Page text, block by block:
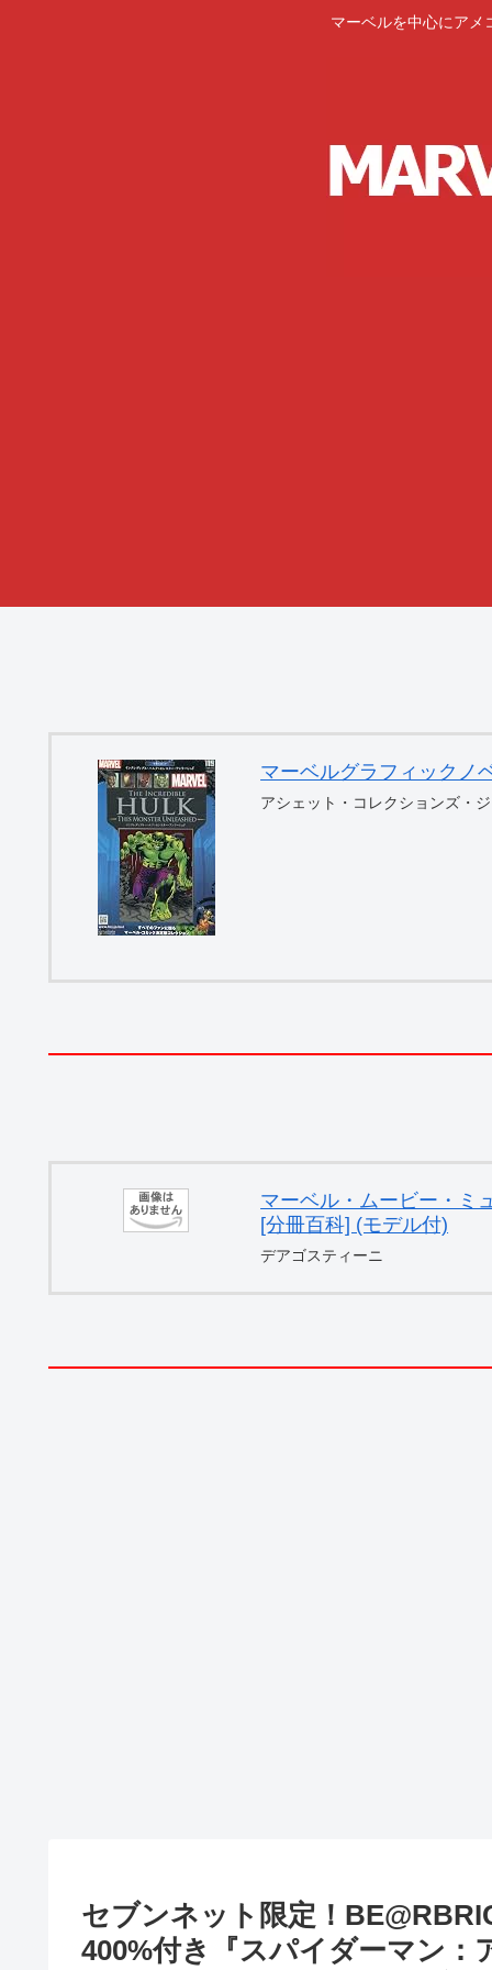
マーベルを中心にアメ
マーベルグラフィックノ
アシェット・コレクションズ・
マーベル・ムービー・ミ
[分冊百科] (モデル付)
デアゴスティーニ
セブンネット限定！
400%付き『スパイダーマン